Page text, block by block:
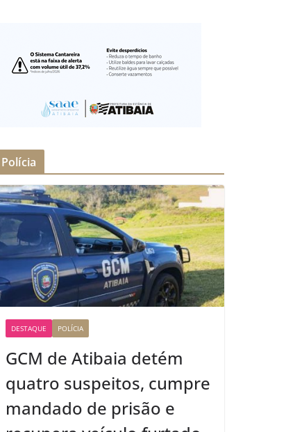
Polícia
DESTAQUE POLÍCIA
GCM de Atibaia detém
quatro suspeitos, cumpre
mandado de prisão e